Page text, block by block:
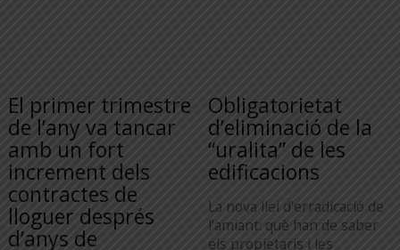
El primer trimestre
de l’any va tancar
amb un fort
increment dels
contractes de
lloguer després
d’anys de
Obligatorietat
d’eliminació de la
“uralita” de les
edificacions
La nova llei d’erradicació de
l’amiant: què han de saber
els propietaris i les